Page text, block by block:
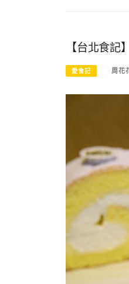
【台北食記
愛食記 周花